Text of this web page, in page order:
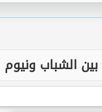
الشباب ونيوم